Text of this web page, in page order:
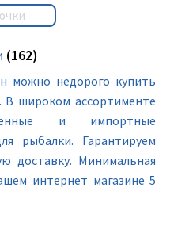
(162)
можно недорого купить
широком ассортименте
и импортные
рыбалки. Гарантируем
доставку. Минимальная
интернет магазине 5